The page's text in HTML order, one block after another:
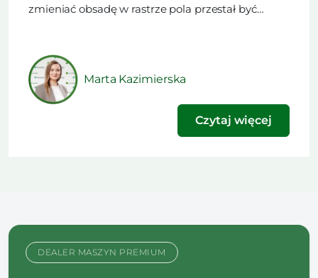
zmieniać obsadę w rastrze pola przestał być
technologia ma obniżyć koszt nawożenia, czy
podnieść plon. Ten artykuł powstał na podstawie
materiału opublikowanego w najnowszym
wydaniu naszego […]
Marta Kazimierska
Czytaj więcej
DEALER MASZYN PREMIUM